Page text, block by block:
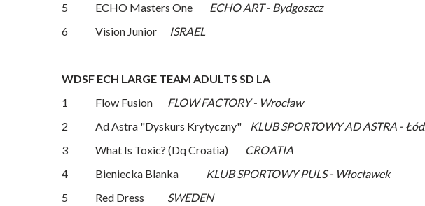
5 ECHO Masters One ECHO ART - Bydgoszcz
6 Vision Junior
ISRAEL
WDSF ECH LARGE TEAM ADULTS SD LA
1 Flow Fusion
FLOW FACTORY - Wrocław
2 Ad Astra "Dyskurs Krytyczny"
KLUB SPORTOWY AD ASTRA -
3 What Is Toxic? (Dq Croatia)
CROATIA
4 Bieniecka Blanka
KLUB SPORTOWY PULS - Włocławek
5 Red Dress SWEDEN